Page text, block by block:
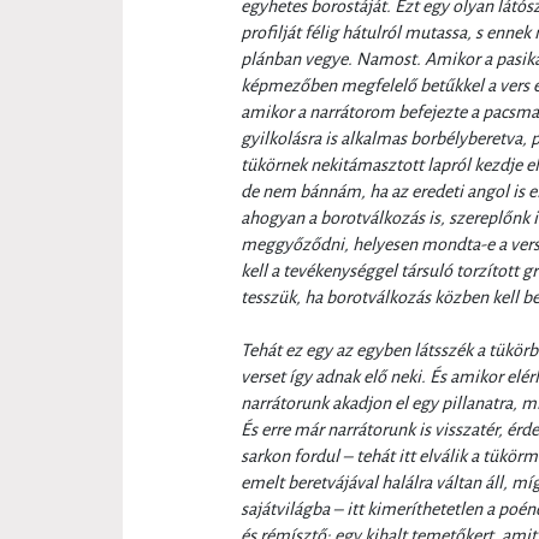
egyhetes borostáját. Ezt egy olyan
profilját félig hátulról mutassa, s ennek
plánban vegye. Namost. Amikor a
képmezőben megfelelő betűkkel a
amikor a narrátorom befejezte a
gyilkolásra is alkalmas borbélyberetva,
tükörnek nekitámasztott lapról kezdje
de nem bánnám, ha az eredeti angol is
ahogyan a borotválkozás is,
meggyőződni, helyesen mondta-e a
kell a tevékenységgel társuló torzított
tesszük, ha borotválkozás közben kell
Tehát ez egy az egyben látsszék a
verset így adnak elő neki. És amikor
narrátorunk akadjon el egy pillanatra,
És erre már narrátorunk is visszatér,
sarkon fordul – tehát itt elválik a
emelt beretvájával halálra váltan áll,
sajátvilágba – itt kimeríthetetlen a